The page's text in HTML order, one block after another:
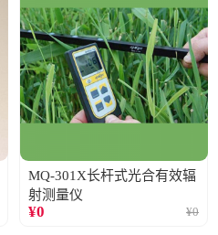
MQ-301X长杆式光合有效辐
射测量仪
¥0 ¥0